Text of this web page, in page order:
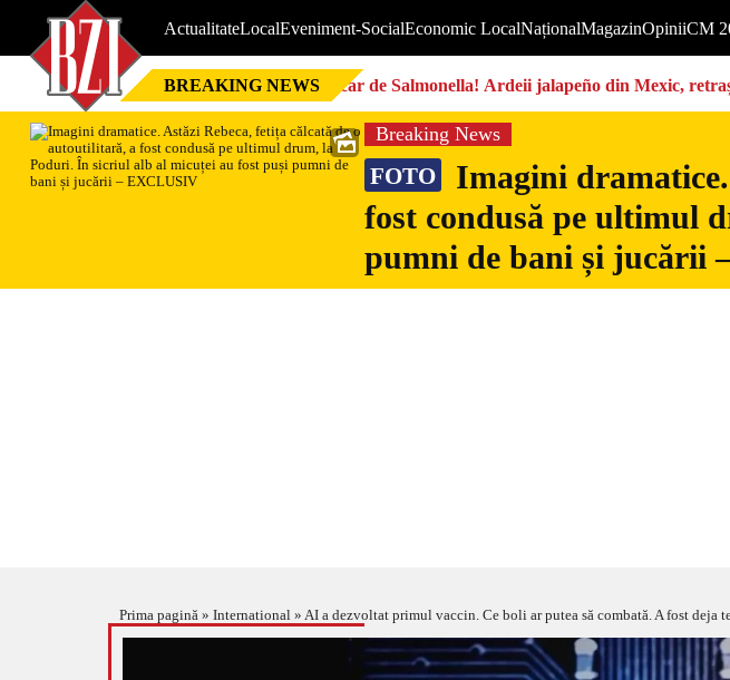
ActualitateLocalEveniment-SocialEconomic LocalNaționalMagazinOpiniiCM
BREAKING NEWS Focar de Salmonella! Ardeii jalapeño din Mexic,
Breaking News
FOTO
Imagini
fost condusă pe ultimul
pumni de bani și jucării
Prima pagină » International » AI a dezvoltat primul vaccin. Ce boli ar putea să combată. A fost deja